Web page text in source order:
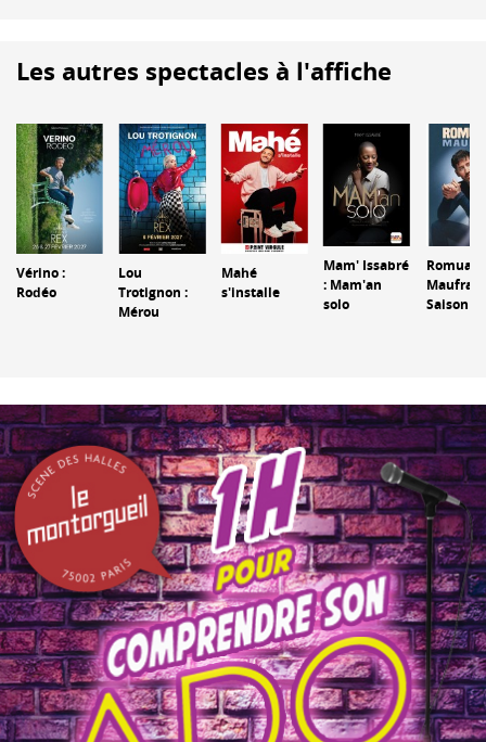
Les autres spectacles à l'affiche
Vérino :
Rodéo
Lou
Trotignon :
Mérou
Mahé
s'installe
Mam' Issabré
: Mam'an
solo
Romuald
Maufras :
Saison 4